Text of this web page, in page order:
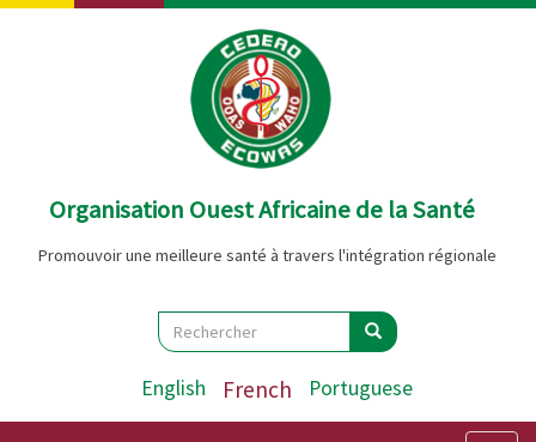
Aller
Organisation Ouest Africaine de la Santé
Promouvoir une meilleure santé à travers l'intégration régionale
Search
Rechercher Rechercher
English French Portuguese